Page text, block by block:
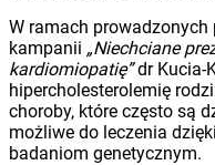
W ramach prowadzonych
kampanii „Niechciane
kardiomiopatię”dr Kucia-
hipercholesterolemię
choroby, które często są
możliwe do leczenia
badaniom genetycznym.